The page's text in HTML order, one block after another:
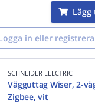
in eller registrera
SCHNEIDER ELECTRIC
Vägguttag Wiser, 2-
Zigbee, vit